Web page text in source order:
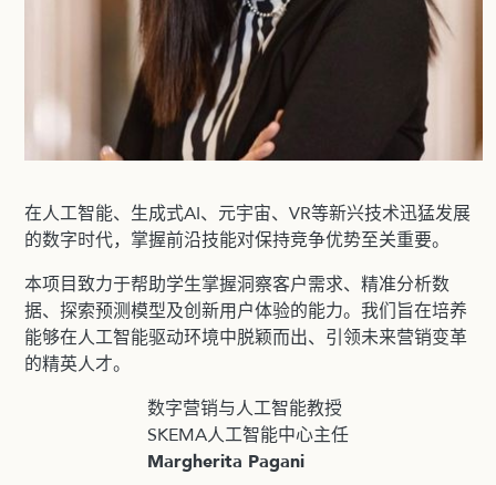
在人工智能、生成式AI、元宇宙、VR等新兴技术迅猛发展
的数字时代，掌握前沿技能对保持竞争优势至关重要。
本项目致力于帮助学生掌握洞察客户需求、精准分析数
据、探索预测模型及创新用户体验的能力。我们旨在培养
能够在人工智能驱动环境中脱颖而出、引领未来营销变革
的精英人才。
数字营销与人工智能教授
SKEMA人工智能中心主任
Margherita Pagani